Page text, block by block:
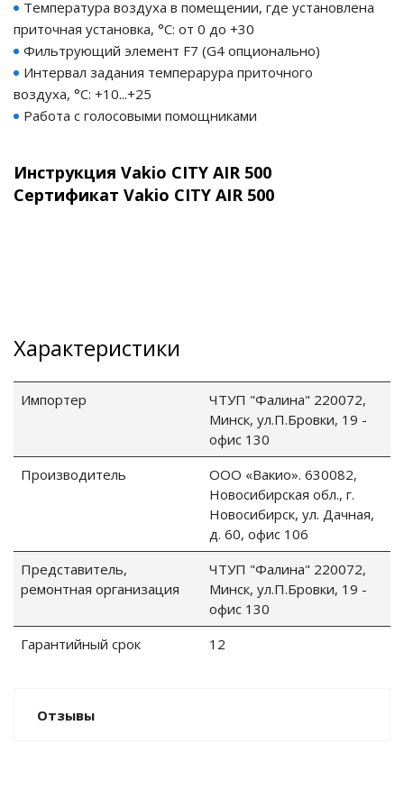
установки
Температура воздуха в помещении, где установлена
приточная установка, °С: от 0 до +30
Фильтрующий элемент F7 (G4 опционально)
Интервал задания темперарура приточного
воздуха, °С: +10...+25
Работа с голосовыми помощниками
Инструкция Vakio CITY AIR 500
Сертификат Vakio CITY AIR 500
Характеристики
Импортер
ЧТУП "Фалина" 220072,
Минск, ул.П.Бровки, 19 -
офис 130
Производитель
ООО «Вакио». 630082,
Новосибирская обл., г.
Новосибирск, ул. Дачная,
д. 60, офис 106
Представитель,
ремонтная организация
ЧТУП "Фалина" 220072,
Минск, ул.П.Бровки, 19 -
офис 130
Гарантийный срок
12
Отзывы